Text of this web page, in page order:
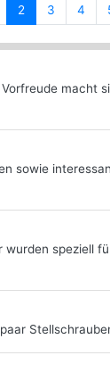
2 (current)
3 4
macht
sowie
wurden speziell